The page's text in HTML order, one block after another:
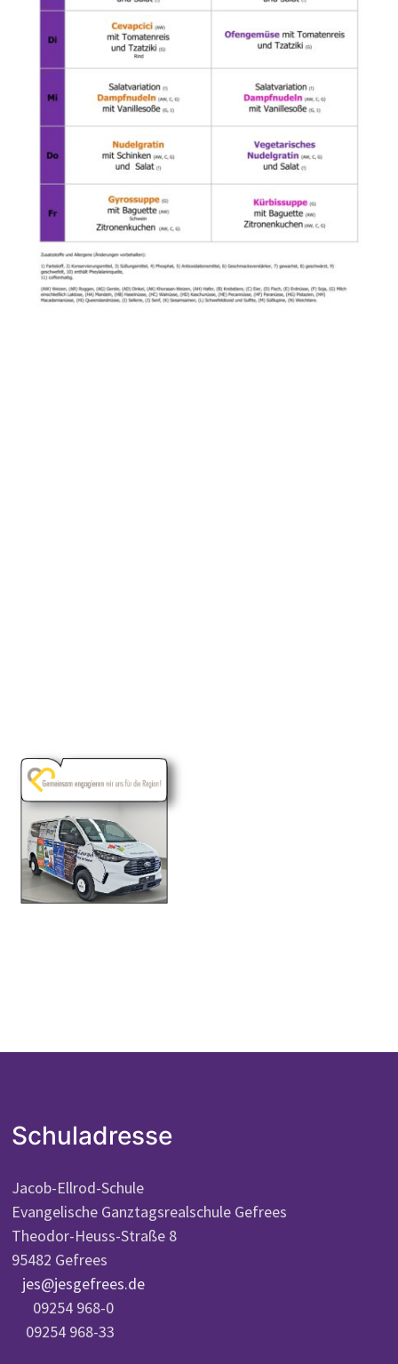
Schuladresse
Jacob-Ellrod-Schule
Evangelische Ganztagsrealschule Gefrees
Theodor-Heuss-Straße 8
95482 Gefrees
jes@jesgefrees.de
09254 968-0
09254 968-33